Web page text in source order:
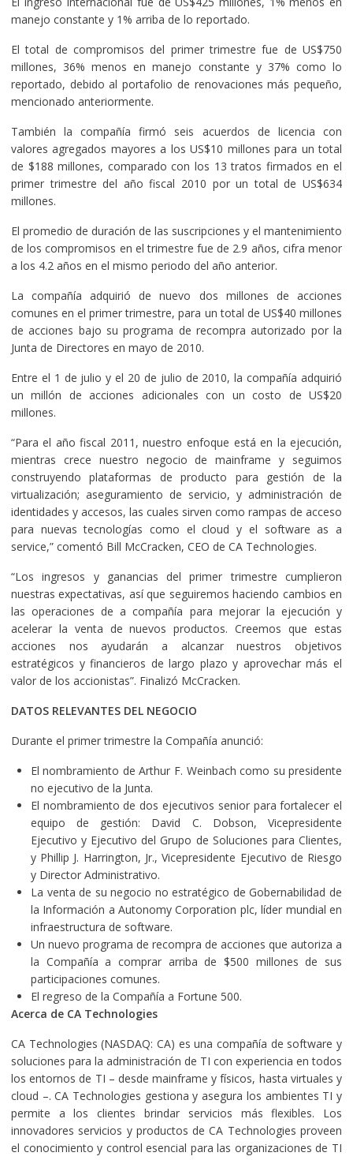
manejo constante y 1% arriba de lo reportado.
El total de compromisos del primer trimestre fue de US$750
millones, 36% menos en manejo constante y 37% como lo
reportado, debido al portafolio de renovaciones más pequeño,
mencionado anteriormente.
También la compañía firmó seis acuerdos de licencia con
valores agregados mayores a los US$10 millones para un total
de $188 millones, comparado con los 13 tratos firmados en el
primer trimestre del año fiscal 2010 por un total de US$634
millones.
El promedio de duración de las suscripciones y el mantenimiento
de los compromisos en el trimestre fue de 2.9 años, cifra menor
a los 4.2 años en el mismo periodo del año anterior.
La compañía adquirió de nuevo dos millones de acciones
comunes en el primer trimestre, para un total de US$40 millones
de acciones bajo su programa de recompra autorizado por la
Junta de Directores en mayo de 2010.
Entre el 1 de julio y el 20 de julio de 2010, la compañía adquirió
un millón de acciones adicionales con un costo de US$20
millones.
“Para el año fiscal 2011, nuestro enfoque está en la ejecución,
mientras crece nuestro negocio de mainframe y seguimos
construyendo plataformas de producto para gestión de la
virtualización; aseguramiento de servicio, y administración de
identidades y accesos, las cuales sirven como rampas de acceso
para nuevas tecnologías como el cloud y el software as a
service,” comentó Bill McCracken, CEO de CA Technologies.
“Los ingresos y ganancias del primer trimestre cumplieron
nuestras expectativas, así que seguiremos haciendo cambios en
las operaciones de a compañía para mejorar la ejecución y
acelerar la venta de nuevos productos. Creemos que estas
acciones nos ayudarán a alcanzar nuestros objetivos
estratégicos y financieros de largo plazo y aprovechar más el
valor de los accionistas”. Finalizó McCracken.
DATOS RELEVANTES DEL NEGOCIO
Durante el primer trimestre la Compañía anunció:
El nombramiento de Arthur F. Weinbach como su presidente
no ejecutivo de la Junta.
El nombramiento de dos ejecutivos senior para fortalecer el
equipo de gestión: David C. Dobson, Vicepresidente
Ejecutivo y Ejecutivo del Grupo de Soluciones para Clientes,
y Phillip J. Harrington, Jr., Vicepresidente Ejecutivo de Riesgo
y Director Administrativo.
La venta de su negocio no estratégico de Gobernabilidad de
la Información a Autonomy Corporation plc, líder mundial en
infraestructura de software.
Un nuevo programa de recompra de acciones que autoriza a
la Compañía a comprar arriba de $500 millones de sus
participaciones comunes.
El regreso de la Compañía a Fortune 500.
Acerca de CA Technologies
CA Technologies (NASDAQ: CA) es una compañía de software y
soluciones para la administración de TI con experiencia en todos
los entornos de TI – desde mainframe y físicos, hasta virtuales y
cloud –. CA Technologies gestiona y asegura los ambientes TI y
permite a los clientes brindar servicios más flexibles. Los
innovadores servicios y productos de CA Technologies proveen
el conocimiento y control esencial para las organizaciones de TI